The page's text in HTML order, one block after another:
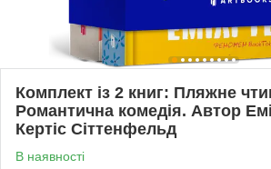
Комплект із 2 книг: Пляжне
Романтична комедія. Автор
Кертіс Сіттенфельд
В наявності